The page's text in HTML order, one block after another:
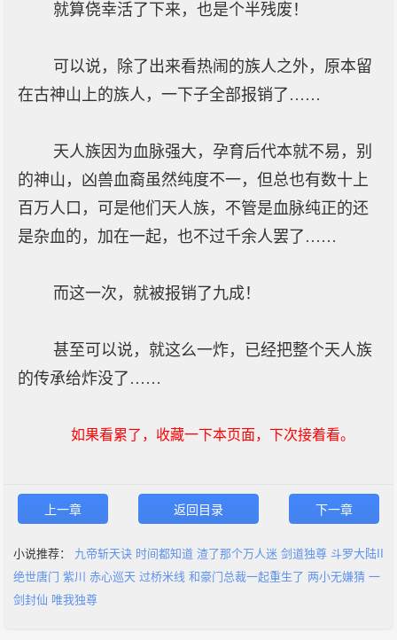
就算侥幸活了下来，也是个半残废！
可以说，除了出来看热闹的族人之外，原本留
在古神山上的族人，一下子全部报销了……
天人族因为血脉强大，孕育后代本就不易，别
的神山，凶兽血裔虽然纯度不一，但总也有数十上
百万人口，可是他们天人族，不管是血脉纯正的还
是杂血的，加在一起，也不过千余人罢了……
而这一次，就被报销了九成！
甚至可以说，就这么一炸，已经把整个天人族
的传承给炸没了……
如果看累了，收藏一下本页面，下次接着看。
上一章 返回目录 下一章
小说推荐： 九帝斩天诀 时间都知道 渣了那个万人迷 剑道独尊 斗罗大陆II
绝世唐门 紫川 赤心巡天 过桥米线 和豪门总裁一起重生了 两小无嫌猜 一
剑封仙 唯我独尊